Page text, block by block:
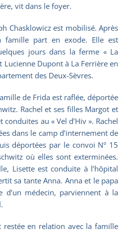
vit dans le foyer.
Chasklowicz est mobilisé. Après
famille part en exode. Elle est
jours dans la ferme « La
Lucienne Dupont à La Ferrière en
des Deux-Sèvres.
de Frida est raflée, déportée
Rachel et ses filles Margot et
au « Vel d’Hiv ». Rachel
dans le camp d’internement de
déportées par le convoi N° 15
où elles sont exterminées.
Lisette est conduite à l’hôpital
sa tante Anna. Anna et le papa
d’un médecin, parviennent à la
en relation avec la famille